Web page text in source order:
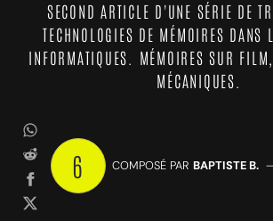
SECOND ARTICLE D'UNE SÉRIE DE
TECHNOLOGIES DE MÉMOIRES DANS
INFORMATIQUES. MÉMOIRES SUR FILM,
MÉCANIQUES.
6 COMPOSÉ PAR BAPTISTE B.